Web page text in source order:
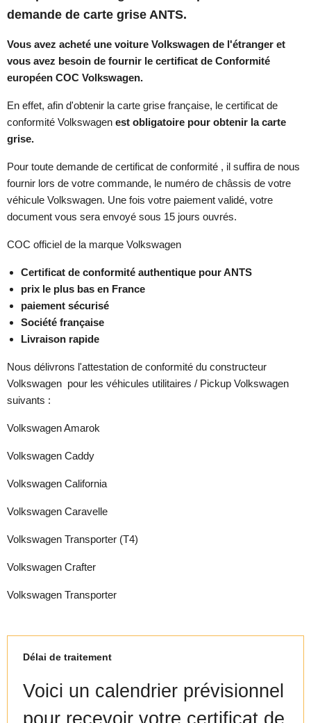
demande de carte grise ANTS.
Vous avez acheté une voiture Volkswagen de l'étranger et
vous avez besoin de fournir le certificat de Conformité
européen COC Volkswagen.
En effet, afin d'obtenir la carte grise française, le certificat de
conformité Volkswagen est obligatoire pour obtenir la carte
grise.
Pour toute demande de certificat de conformité , il suffira de nous
fournir lors de votre commande, le numéro de châssis de votre
véhicule Volkswagen. Une fois votre paiement validé, votre
document vous sera envoyé sous 15 jours ouvrés.
COC officiel de la marque Volkswagen
Certificat de conformité authentique pour ANTS
prix le plus bas en France
paiement sécurisé
Société française
Livraison rapide
Nous délivrons l'attestation de conformité du constructeur
Volkswagen pour les véhicules utilitaires / Pickup Volkswagen
suivants :
Volkswagen Amarok
Volkswagen Caddy
Volkswagen California
Volkswagen Caravelle
Volkswagen Transporter (T4)
Volkswagen Crafter
Volkswagen Transporter
Délai de traitement
Voici un calendrier prévisionnel